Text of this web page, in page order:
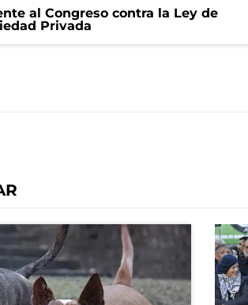
al Congreso contra la Ley de
Privada